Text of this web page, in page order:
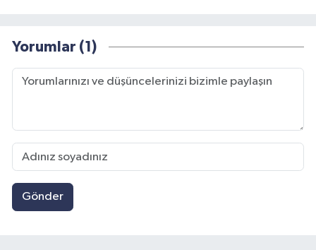
Yorumlar (1)
Gönder